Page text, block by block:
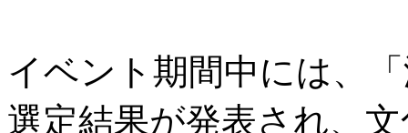
イベント期間中には、
選定結果が発表され、